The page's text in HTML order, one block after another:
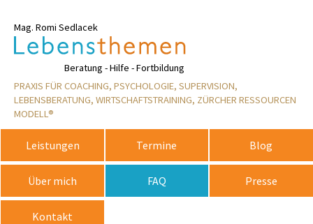
Mag. Romi Sedlacek
Beratung - Hilfe - Fortbildung
PRAXIS FÜR COACHING, PSYCHOLOGIE, SUPERVISION,
LEBENSBERATUNG, WIRTSCHAFTSTRAINING, ZÜRCHER RESSOURCEN
MODELL®
Leistungen Termine Blog
Über mich FAQ Presse
Kontakt